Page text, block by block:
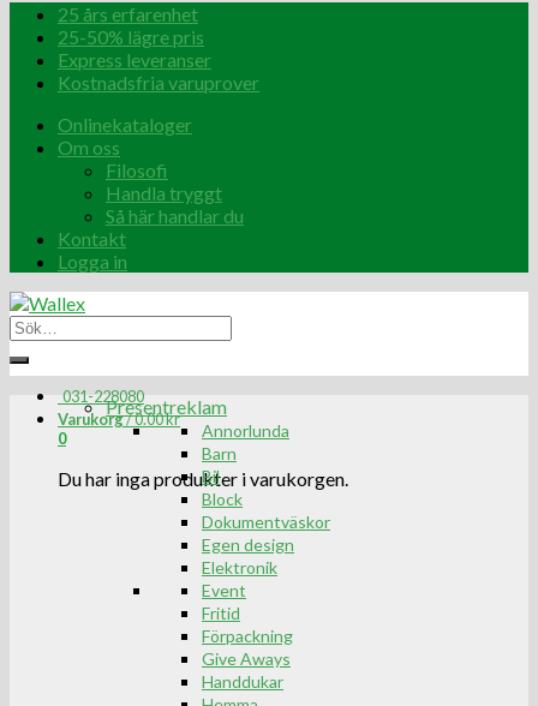
25 års erfarenhet
25-50% lägre pris
Express leveranser
Kostnadsfria varuprover
Onlinekataloger
Om oss
Filosofi
Handla tryggt
Så här handlar du
Kontakt
Logga in
031-228080
Varukorg/0.00kr
0
Du har inga produkter i varukorgen.
Presentreklam
Annorlunda
Barn
Bil
Block
Dokumentväskor
Egen design
Elektronik
Event
Fritid
Förpackning
Give Aways
Handdukar